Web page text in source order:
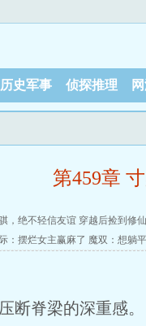
历史军事 侦探推理
第459章
，绝不轻信友谊 穿越后捡到修
：摆烂女主赢麻了 魔双：想躺
断脊梁的深重感。